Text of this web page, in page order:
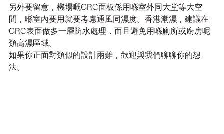
另外要留意，機場嘅GRC面板係用喺室外同大堂等大空
間，喺室內要用就要考慮通風同濕度。香港潮濕，建議在
GRC表面做多一層防水處理，而且避免用喺廁所或廚房呢
類高濕區域。
如果你正面對類似的設計兩難，歡迎與我們聊聊你的想
法。